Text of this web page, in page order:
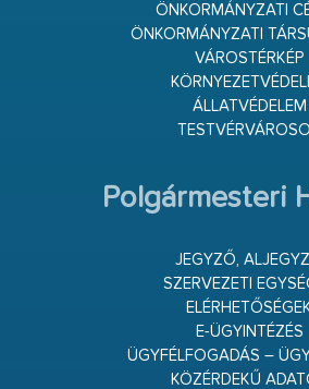
ÖNKORMÁNYZATI
ÖNKORMÁNYZATI
VÁROSTÉRKÉP
ÁLLATVÉDELEM
Polgármesteri
JEGYZŐ,
SZERVEZETI
E-ÜGYINTÉZÉS
ÜGYFÉLFOGADÁS –
KÖZÉRDEKŰ